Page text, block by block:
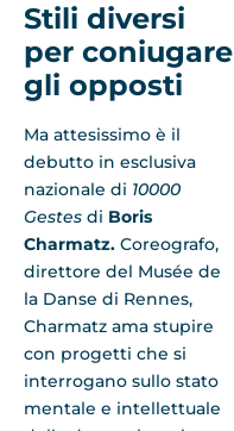
Stili diversi
per coniugare
gli opposti
Ma attesissimo è il
debutto in esclusiva
nazionale di 10000
Gestes di Boris
Charmatz. Coreografo,
direttore del Musée de
la Danse di Rennes,
Charmatz ama stupire
con progetti che si
interrogano sullo stato
mentale e intellettuale